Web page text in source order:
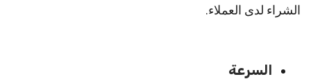
الشراء لدى العملاء.
السرعة